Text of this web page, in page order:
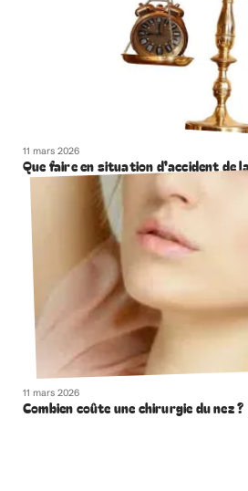
11 mars 2026
Que faire en situation d’accident de
11 mars 2026
Combien coûte une chirurgie du nez ?